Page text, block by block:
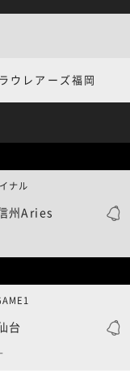
ウレアーズ福岡
州Aries
ナル
台